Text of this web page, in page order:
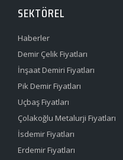
SEKTÖREL
Haberler
Demir Çelik Fiyatları
İnşaat Demiri Fiyatları
Pik Demir Fiyatları
Uçbaş Fiyatları
Çolakoğlu Metalurji Fiyatları
İsdemir Fiyatları
Erdemir Fiyatları